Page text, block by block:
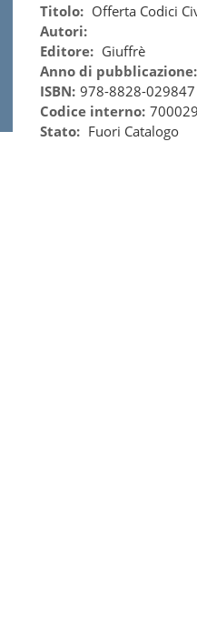
Titolo: Offerta Codici
Autori:
Editore: Giuffrè
Anno di pubblicazione:
ISBN: 978-8828-029847
Codice interno:
Stato: Fuori Catalogo